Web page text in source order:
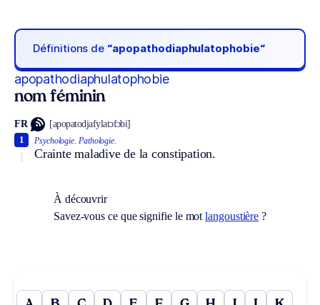
Définitions de “apopathodiaphulatophobie“
apopathodiaphulatophobie
nom féminin
FR [apopatodjafylatɔfɔbi]
Psychologie. Pathologie.
Crainte maladive de la constipation.
1
À découvrir
Savez-vous ce que signifie le motlangoustière ?